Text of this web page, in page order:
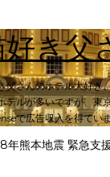
き父
父さんのホテル大好き
テルが多いですが、東
で広告収入を得てい
年熊本地震 緊急支